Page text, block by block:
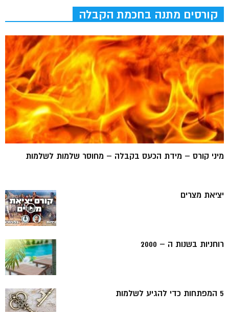
קורסים מתנה בחכמת הקבלה
מיני קורס – מידת הכעס בקבלה – מחוסר שלמות לשלמות
יציאת מצרים
רוחניות בשנות ה – 2000
5 המפתחות כדי להגיע לשלמות